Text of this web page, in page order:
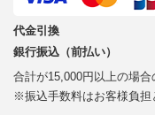
代金引換
銀行振込（前払い）
合計が15,000円以上の場合
※振込手数料はお客様負担